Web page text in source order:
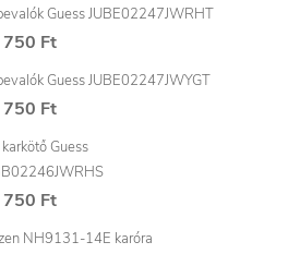
Guess JUBE02247JWRHT
Ft
Guess JUBE02247JWYGT
Ft
Guess
Ft
NH9131-14E karóra